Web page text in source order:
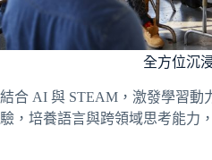
全方位沉
結合 AI 與 STEAM，激發學習動
驗，培養語言與跨領域思考能力